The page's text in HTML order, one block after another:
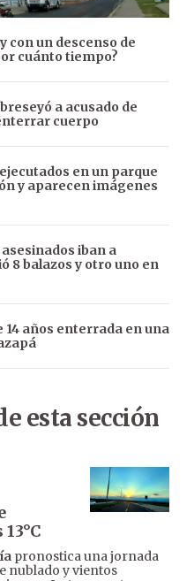
con un descenso de
cuánto tiempo?
a acusado de
cuerpo
en un parque
y aparecen imágenes
iban a
8 balazos y otro uno en
14 años enterrada en una
esta sección
pronostica una jornada
nublado y vientos